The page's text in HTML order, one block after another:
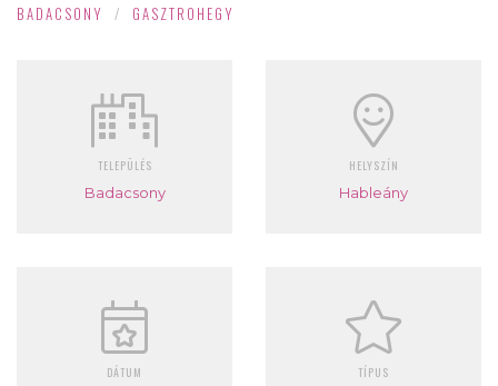
BADACSONY / GASZTROHEGY
TELEPÜLÉS
Badacsony
HELYSZÍN
Hableány
DÁTUM TÍPUS